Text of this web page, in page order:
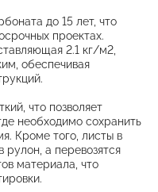
до 15 лет, что
проектах.
2.1 кг/м2,
обеспечивая
что позволяет
необходимо сохранить
Кроме того, листы в
рулон, а перевозятся
материала, что